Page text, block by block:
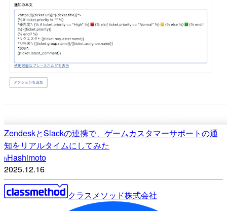
ZendeskとSlackの連携で、ゲームカスタマーサポートの通
知をリアルタイムにしてみた
hHashimoto
2025.12.16
クラスメソッド株式会社